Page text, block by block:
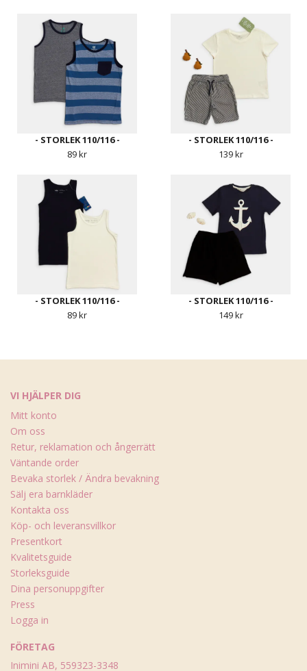
- STORLEK 110/116 -
89 kr
- STORLEK 110/116 -
139 kr
- STORLEK 110/116 -
89 kr
- STORLEK 110/116 -
149 kr
VI HJÄLPER DIG
Mitt konto
Om oss
Retur, reklamation och ångerrätt
Väntande order
Bevaka storlek / Ändra bevakning
Sälj era barnkläder
Kontakta oss
Köp- och leveransvillkor
Presentkort
Kvalitetsguide
Storleksguide
Dina personuppgifter
Press
Logga in
FÖRETAG
Inimini AB, 559323-3348